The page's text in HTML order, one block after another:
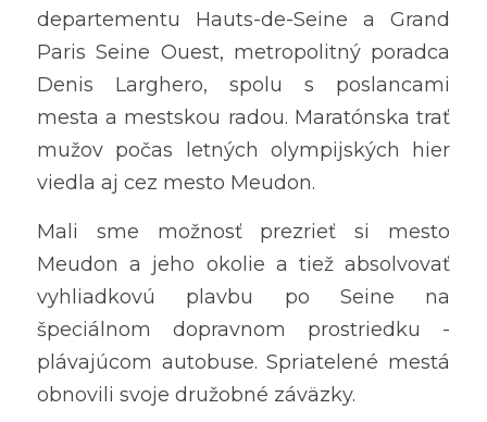
departementu Hauts-de-Seine a Grand
Paris Seine Ouest, metropolitný poradca
Denis Larghero, spolu s poslancami
mesta a mestskou radou. Maratónska trať
mužov počas letných olympijských hier
viedla aj cez mesto Meudon.
Mali sme možnosť prezrieť si mesto
Meudon a jeho okolie a tiež absolvovať
vyhliadkovú plavbu po Seine na
špeciálnom dopravnom prostriedku -
plávajúcom autobuse. Spriatelené mestá
obnovili svoje družobné záväzky.